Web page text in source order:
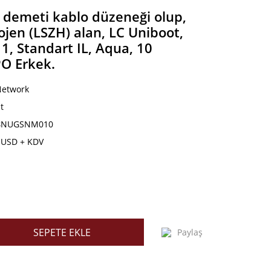
kablo düzeneği olup,
(LSZH) alan, LC Uniboot,
Standart IL, Aqua, 10
Erkek.
+ KDV
SEPETE EKLE Paylaş